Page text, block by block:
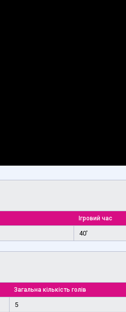
Ігровий час
40'
Загальна кількість голів
5